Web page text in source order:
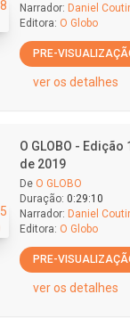
Narrador: Daniel
Editora: O Globo
PRE-
ver os detalhes
O GLOBO -
de 2019
De O GLOBO
Duração: 0:29:10
Narrador: Daniel
Editora: O Globo
PRE-
ver os detalhes